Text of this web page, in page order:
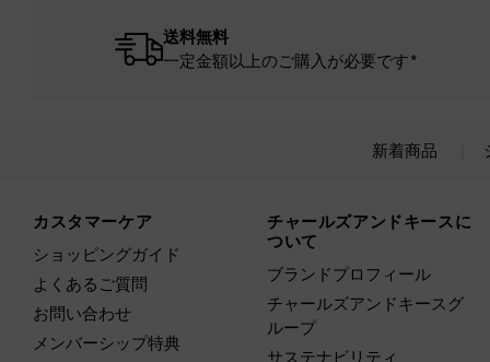
送料無料
一定金額以上のご購入が必要です*
新着商品
カスタマーケア
ショッピングガイド
よくあるご質問
お問い合わせ
メンバーシップ特典
チャールズアンドキースに
ついて
ブランドプロフィール
チャールズアンドキースグ
ループ